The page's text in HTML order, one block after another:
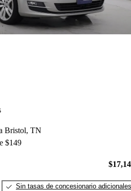
Bristol, TN
$149
Sin tasas de concesionario adicionales